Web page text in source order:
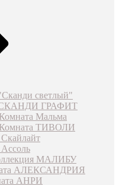
светлый"
СКАНДИ ГРАФИТ
Мальма
ТИВОЛИ
МАЛИБУ
АЛЕКСАНДРИЯ
АНРИ